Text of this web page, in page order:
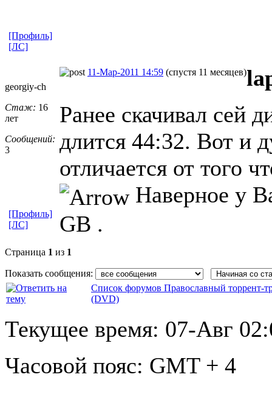
[Профиль]
[ЛС]
georgiy-ch
Стаж: 16
лет
Сообщений:
3
11-Мар-2011 14:59 (спустя 11 месяцев)
Ранее скачивал сей
длится 44:32. Вот и
отличается от того
Наверное у
GB .
[Профиль]
[ЛС]
Страница 1 из 1
Показать сообщения:
Список форумов Православный торрент-
(DVD)
Текущее время: 07-Авг
Часовой пояс: GMT + 4